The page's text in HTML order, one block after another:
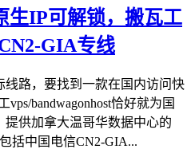
生IP可解锁，搬瓦工
GIA专线
路，要找到一款在国内访问快
bandwagonhost恰好就为国
供加拿大温哥华数据中心的
括中国电信CN2-GIA...